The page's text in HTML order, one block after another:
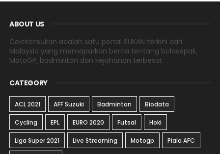
ABOUT US
Celotehsukan adalah satu portal SUKAN terkini dari
Malaysia yang memaparkan berita tentang bolasepak,
MotoGP, badminton dan kejohanan terbesar.
CATEGORY
ACL 2021 AFF Suzuki Badminton Biodata
Cycling EPL EURO 2020 Futsal Hoki
Liga Super 2021 Live Streaming Motogp Piala AFC